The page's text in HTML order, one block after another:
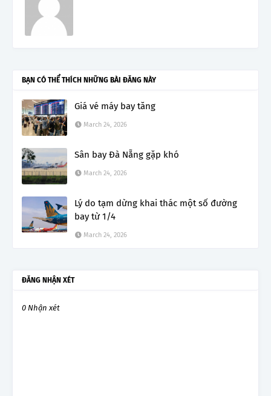
BẠN CÓ THỂ THÍCH NHỮNG BÀI ĐĂNG NÀY
Giá vé máy bay tăng
March 24, 2026
Sân bay Đà Nẵng gặp khó
March 24, 2026
Lý do tạm dừng khai thác một số đường
bay từ 1/4
March 24, 2026
ĐĂNG NHẬN XÉT
0 Nhận xét